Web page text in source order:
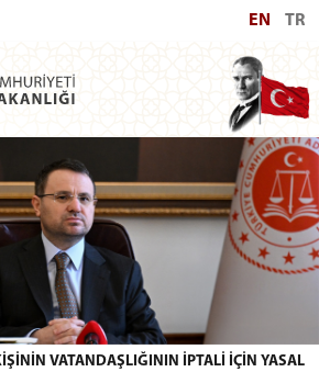
EN TR
TÜRKİYE MINISTRY
VATANDAŞLIĞININ İPTALİ İÇİN YASAL